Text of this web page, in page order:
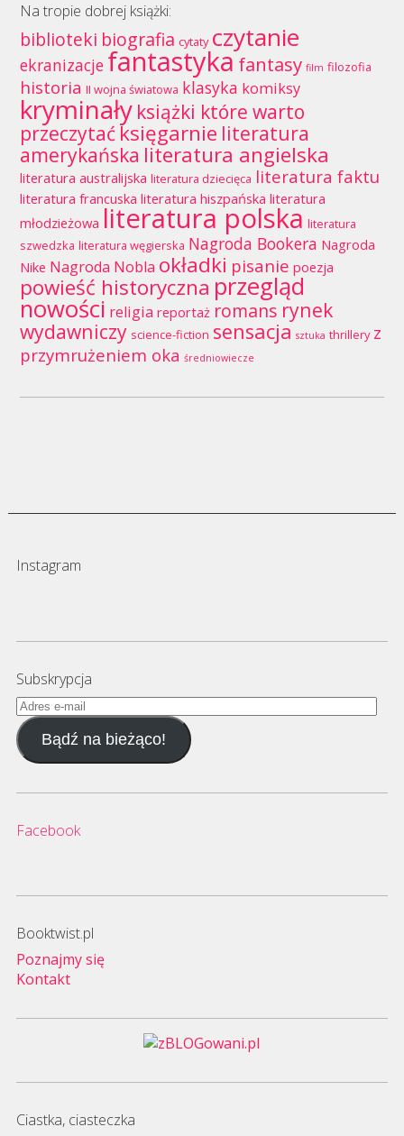
Na tropie dobrej książki:
biblioteki biografia cytaty czytanie
ekranizacje fantastykafantasy film filozofia
historia II wojna światowa klasyka komiksy
kryminały książki które warto
przeczytaćksięgarnie literatura
amerykańska literatura angielska
literatura australijska literatura dziecięca literatura faktu
literatura francuska literatura hiszpańska literatura
młodzieżowa literatura polska literatura
szwedzka literatura węgierska Nagroda Bookera Nagroda
Nike Nagroda Nobla okładki pisanie poezja
powieść historyczna przegląd
nowości religia reportaż romans rynek
wydawniczy science-fiction sensacja sztuka thrillery z
przymrużeniem oka średniowiecze
Instagram
Subskrypcja
Adres
e-
mailBądź na bieżąco!
Facebook
Booktwist.pl
Poznajmy się
Kontakt
Ciastka, ciasteczka